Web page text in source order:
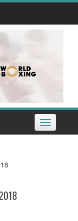
Toggle
navigation